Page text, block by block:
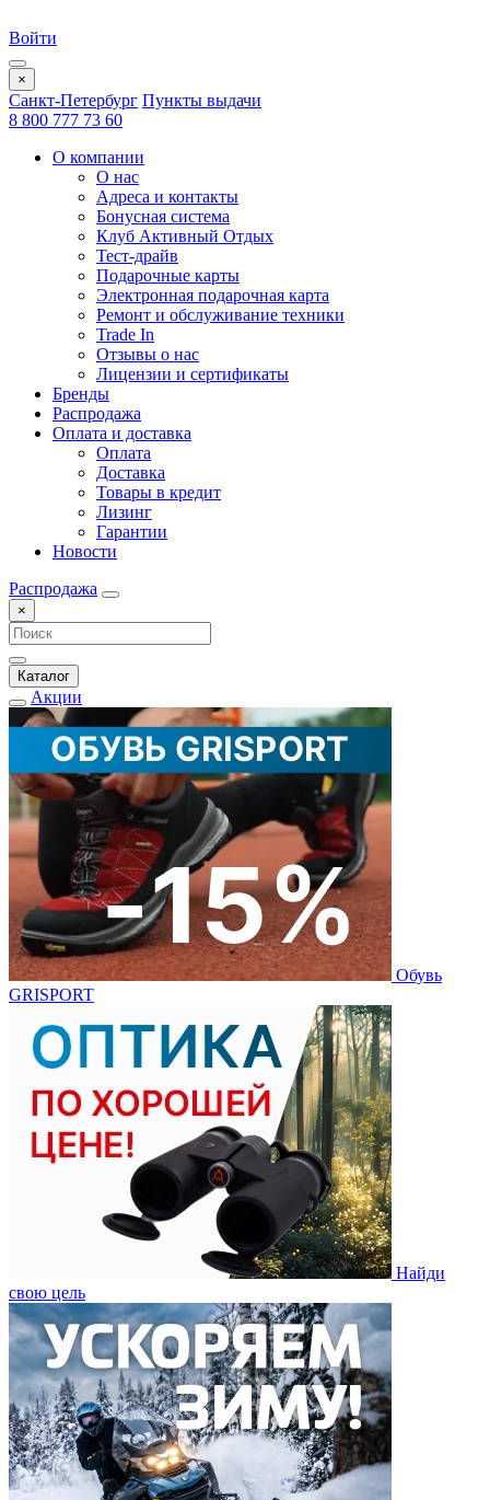
Войти
×
Санкт-Петербург Пункты выдачи
8 800 777 73 60
О компании
О нас
Адреса и контакты
Бонусная система
Клуб Активный Отдых
Тест-драйв
Подарочные карты
Электронная подарочная карта
Ремонт и обслуживание техники
Trade In
Отзывы о нас
Лицензии и сертификаты
Бренды
Распродажа
Оплата и доставка
Оплата
Доставка
Товары в кредит
Лизинг
Гарантии
Новости
Распродажа
×
Каталог
Акции
Обувь
GRISPORT
Найди
свою цель